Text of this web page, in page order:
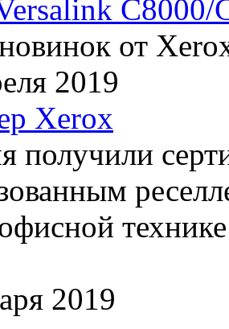
C8000/
от
2019
Xerox
получили
2019